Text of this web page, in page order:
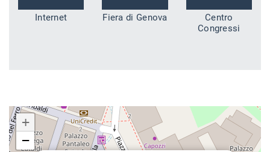
Internet Fiera di Genova
Centro
Congressi
+
−